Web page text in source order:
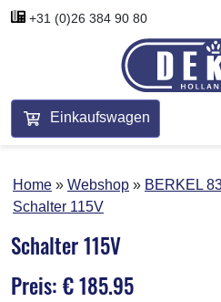
+31 (0)26 384 90 80
Einkaufswagen
Home Webshop
BERKEL
Schalter 115V
Schalter 115V
Preis: € 185.95